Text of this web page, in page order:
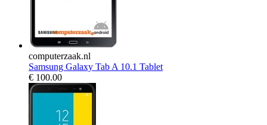
computerzaak.nl
Samsung Galaxy Tab A 10.1 Tablet
€ 100.00